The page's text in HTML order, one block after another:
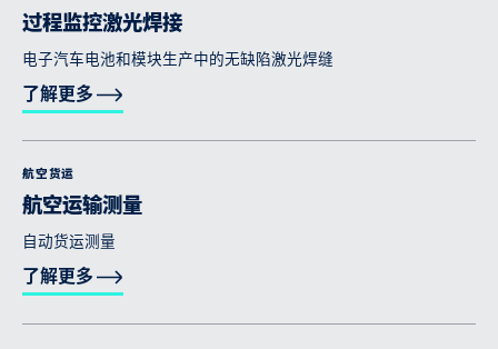
过程监控激光焊接
电子汽车电池和模块生产中的无缺陷激光焊缝
了解更多
航空货运
航空运输测量
自动货运测量
了解更多